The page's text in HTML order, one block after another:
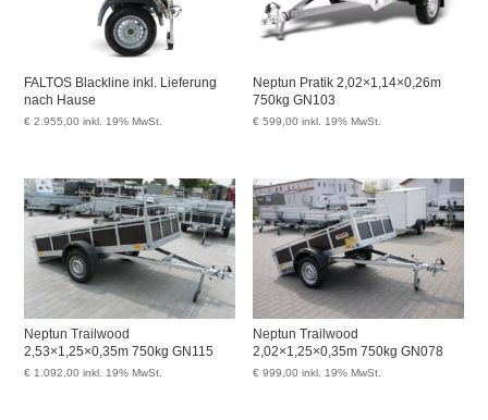
FALTOS Blackline inkl. Lieferung
nach Hause
€ 2.955,00 inkl. 19% MwSt.
Neptun Pratik 2,02×1,14×0,26m
750kg GN103
€ 599,00 inkl. 19% MwSt.
Neptun Trailwood
2,53×1,25×0,35m 750kg GN115
€ 1.092,00 inkl. 19% MwSt.
Neptun Trailwood
2,02×1,25×0,35m 750kg GN078
€ 999,00 inkl. 19% MwSt.